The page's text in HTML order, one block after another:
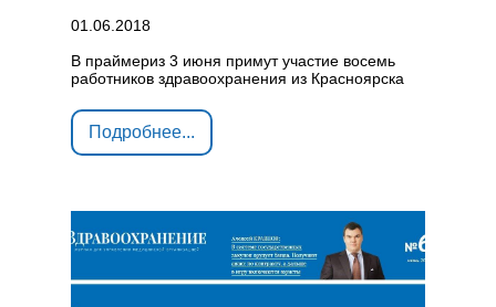
01.06.2018
В праймериз 3 июня примут участие восемь
работников здравоохранения из Красноярска
Подробнее...